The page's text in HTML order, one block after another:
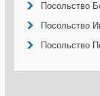
Посольство
Посольство
Посольство